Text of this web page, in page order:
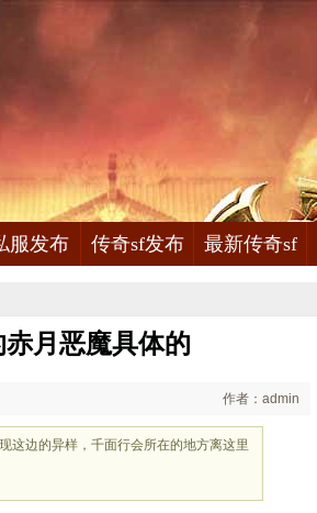
服发布 传奇sf发布 最新传奇sf
月恶魔具体的
作者：admin
这边的异样，千面行会所在的地方离这里